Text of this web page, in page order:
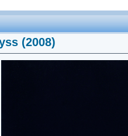
(2008)